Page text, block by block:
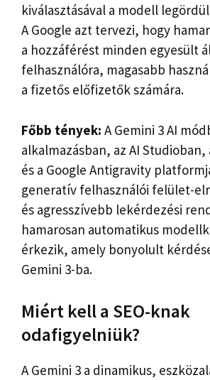
kiválasztásával a modell
A Google azt tervezi, hogy
a hozzáférést minden egyesült
felhasználóra, magasabb
a fizetős előfizetők számára.
Főbb tények: A Gemini 3 AI
alkalmazásban, az AI Studioban,
és a Google Antigravity
generatív felhasználói felület-
és agresszívebb lekérdezési
hamarosan automatikus
érkezik, amely bonyolult
Gemini 3-ba.
Miért kell a SEO-knak
odafigyelniük?
A Gemini 3 a dinamikus,